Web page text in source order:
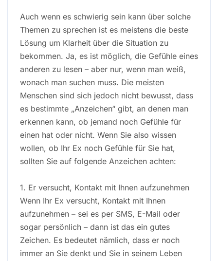
Auch wenn es schwierig sein kann über solche
Themen zu sprechen ist es meistens die beste
Lösung um Klarheit über die Situation zu
bekommen. Ja, es ist möglich, die Gefühle eines
anderen zu lesen – aber nur, wenn man weiß,
wonach man suchen muss. Die meisten
Menschen sind sich jedoch nicht bewusst, dass
es bestimmte „Anzeichen“ gibt, an denen man
erkennen kann, ob jemand noch Gefühle für
einen hat oder nicht. Wenn Sie also wissen
wollen, ob Ihr Ex noch Gefühle für Sie hat,
sollten Sie auf folgende Anzeichen achten:
1. Er versucht, Kontakt mit Ihnen aufzunehmen
Wenn Ihr Ex versucht, Kontakt mit Ihnen
aufzunehmen – sei es per SMS, E-Mail oder
sogar persönlich – dann ist das ein gutes
Zeichen. Es bedeutet nämlich, dass er noch
immer an Sie denkt und Sie in seinem Leben